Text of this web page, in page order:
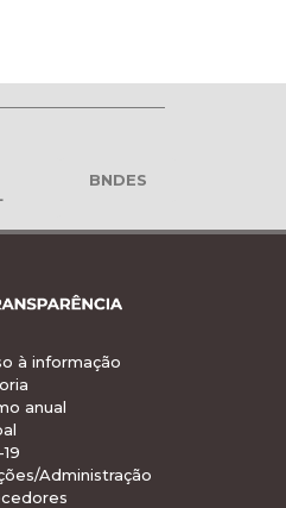
BNDES
à informação
anual
Administração